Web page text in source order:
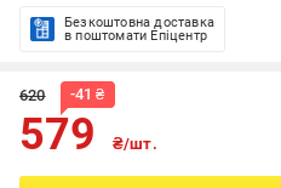
Безкоштовна доставка
в поштомати Епіцентр
620 -41 ₴
579 ₴/шт.